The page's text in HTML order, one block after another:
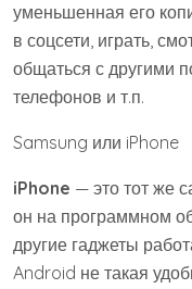
уменьшенная его
в соцсети, играть,
общаться с другими
телефонов и т.п.
Samsung или iPhone
iPhone — это тот же
он на программном
другие гаджеты
Android не такая